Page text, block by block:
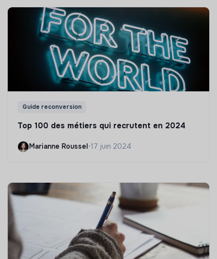
Guide reconversion
Top 100 des métiers qui recrutent en 2024
Marianne Roussel•17 juin 2024